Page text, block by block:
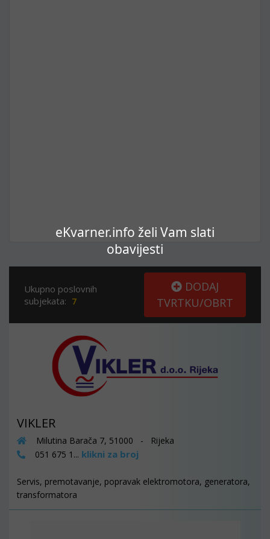
eKvarner.info želi Vam slati
obavijesti
Ukupno poslovnih
subjekata: 7
DODAJ
TVRTKU/OBRT
VIKLER
Milutina Barača 7, 51000 - Rijeka
051 675 1... klikni za broj
Servis, premotavanje, popravak elektromotora, generatora,
transformatora